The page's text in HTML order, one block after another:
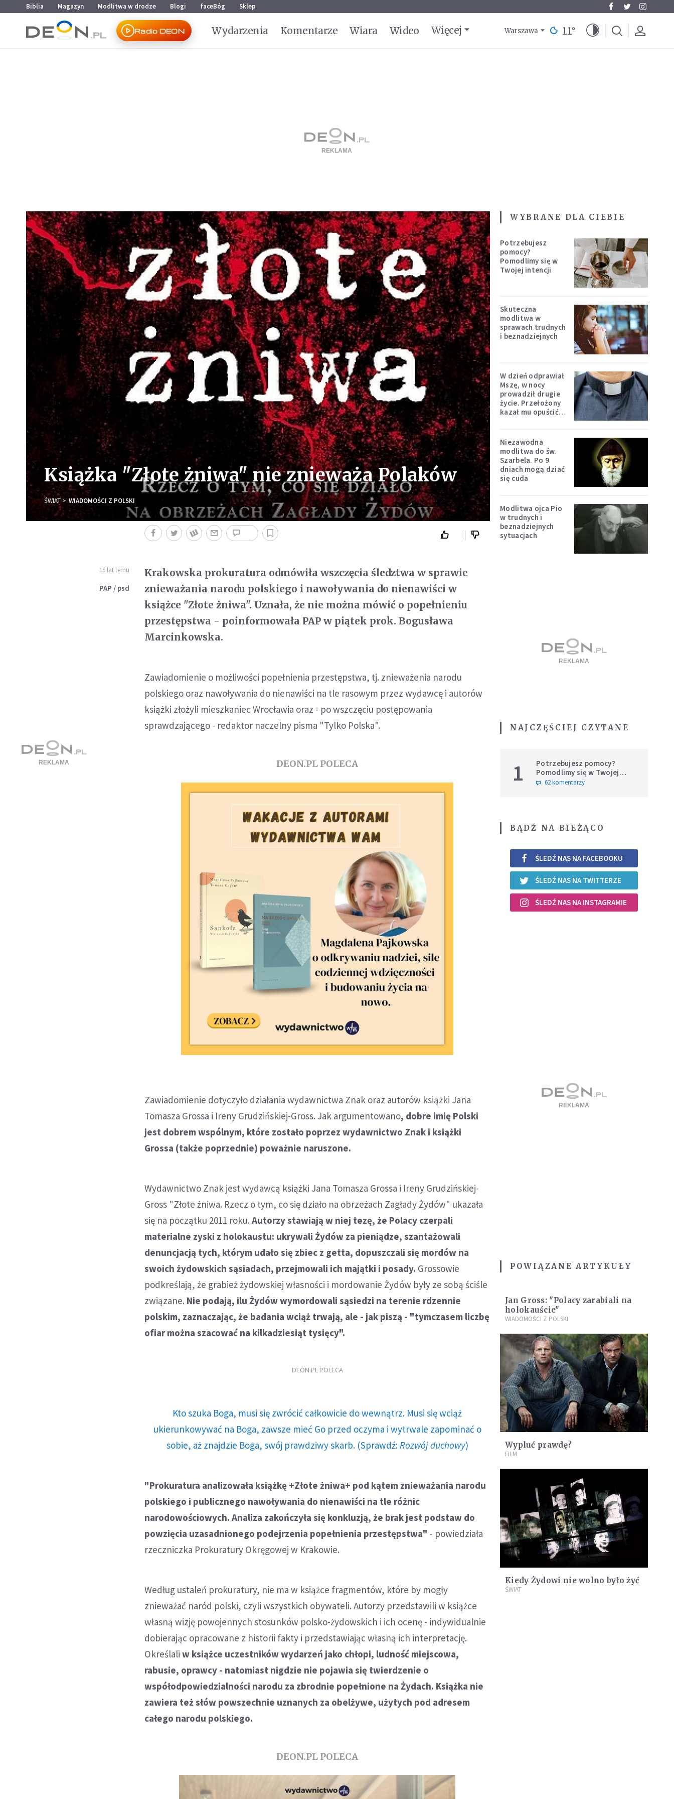
Przejdź do menu głównego
Przejdź do treści
Biblia Magazyn Modlitwa w drodze Blogi faceBóg Sklep
Radio DEON Wydarzenia Komentarze Wiara Wideo Więcej Warszawa 11°
Książka "Złote żniwa" nie znieważa Polaków
ŚWIAT WIADOMOŚCI Z POLSKI
15 lat temu
PAP / psd
Krakowska prokuratura odmówiła wszczęcia śledztwa w sprawie
znieważania narodu polskiego i nawoływania do nienawiści w
książce "Złote żniwa". Uznała, że nie można mówić o popełnieniu
przestępstwa - poinformowała PAP w piątek prok. Bogusława
Marcinkowska.
Zawiadomienie o możliwości popełnienia przestępstwa, tj. znieważenia narodu
polskiego oraz nawoływania do nienawiści na tle rasowym przez wydawcę i autorów
książki złożyli mieszkaniec Wrocławia oraz - po wszczęciu postępowania
sprawdzającego - redaktor naczelny pisma "Tylko Polska".
DEON.PL POLECA
Zawiadomienie dotyczyło działania wydawnictwa Znak oraz autorów książki Jana
Tomasza Grossa i Ireny Grudzińskiej-Gross. Jak argumentowano, dobre imię Polski
jest dobrem wspólnym, które zostało poprzez wydawnictwo Znak i książki
Grossa (także poprzednie) poważnie naruszone.
Wydawnictwo Znak jest wydawcą książki Jana Tomasza Grossa i Ireny Grudzińskiej-
Gross "Złote żniwa. Rzecz o tym, co się działo na obrzeżach Zagłady Żydów" ukazała
się na początku 2011 roku.Autorzy stawiają w niej tezę, że Polacy czerpali
materialne zyski z holokaustu: ukrywali Żydów za pieniądze, szantażowali
denuncjacją tych, którym udało się zbiec z getta, dopuszczali się mordów na
swoich żydowskich sąsiadach, przejmowali ich majątki i posady. Grossowie
podkreślają, że grabież żydowskiej własności i mordowanie Żydów były ze sobą ściśle
związane. Nie podają, ilu Żydów wymordowali sąsiedzi na terenie rdzennie
polskim, zaznaczając, że badania wciąż trwają, ale - jak piszą - "tymczasem liczbę
ofiar można szacować na kilkadziesiąt tysięcy".
DEON.PL POLECA
Kto szuka Boga, musi się zwrócić całkowicie do wewnątrz. Musi się wciąż
ukierunkowywać na Boga, zawsze mieć Go przed oczyma i wytrwale zapominać o
sobie, aż znajdzie Boga, swój prawdziwy skarb. (Sprawdź: Rozwój duchowy)
"Prokuratura analizowała książkę +Złote żniwa+ pod kątem znieważania narodu
polskiego i publicznego nawoływania do nienawiści na tle różnic
narodowościowych. Analiza zakończyła się konkluzją, że brak jest podstaw do
powzięcia uzasadnionego podejrzenia popełnienia przestępstwa" - powiedziała
rzeczniczka Prokuratury Okręgowej w Krakowie.
Według ustaleń prokuratury, nie ma w książce fragmentów, które by mogły
znieważać naród polski, czyli wszystkich obywateli. Autorzy przedstawili w książce
własną wizję powojennych stosunków polsko-żydowskich i ich ocenę - indywidualnie
dobierając opracowane z historii fakty i przedstawiając własną ich interpretację.
Określaliw książce uczestników wydarzeń jako chłopi, ludność miejscowa,
rabusie, oprawcy - natomiast nigdzie nie pojawia się twierdzenie o
współodpowiedzialności narodu za zbrodnie popełnione na Żydach. Książka nie
zawiera też słów powszechnie uznanych za obelżywe, użytych pod adresem
całego narodu polskiego.
DEON.PL POLECA
WYBRANE DLA CIEBIE
Potrzebujesz
pomocy?
Pomodlimy się w
Twojej intencji
Skuteczna
modlitwa w
sprawach trudnych
i beznadziejnych
W dzień odprawiał
Mszę, w nocy
prowadził drugie
życie. Przełożony
kazał mu opuścić
Niezawodna
modlitwa do św.
Szarbela. Po 9
dniach mogą dziać
się cuda
Modlitwa ojca Pio
w trudnych i
beznadziejnych
sytuacjach
NAJCZĘŚCIEJ CZYTANE
1
Potrzebujesz pomocy?
Pomodlimy się w Twojej
intencji
62 komentarzy
BĄDŹ NA BIEŻĄCO
ŚLEDŹ NAS NA FACEBOOKU
ŚLEDŹ NAS NA TWITTERZE
ŚLEDŹ NAS NA INSTAGRAMIE
POWIĄZANE ARTYKUŁY
Jan Gross: "Polacy zarabiali na
holokauście"
WIADOMOŚCI Z POLSKI
Wypluć prawdę?
FILM
Kiedy Żydowi nie wolno było żyć
ŚWIAT